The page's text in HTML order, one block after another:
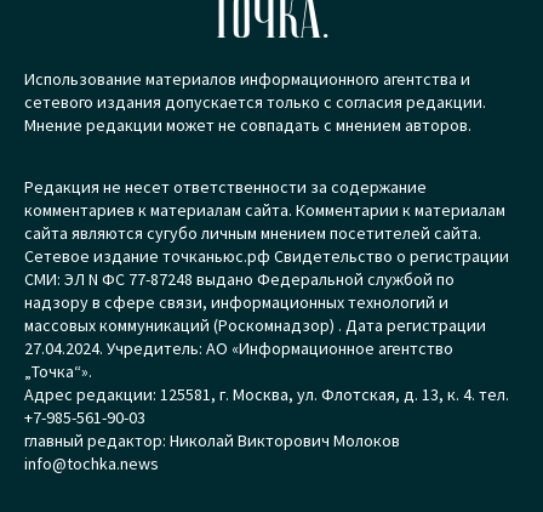
ТОЧКА.
Использование материалов информационного агентства и
сетевого издания допускается только с согласия редакции.
Мнение редакции может не совпадать с мнением авторов.
Редакция не несет ответственности за содержание
комментариев к материалам сайта. Комментарии к материалам
сайта являются сугубо личным мнением посетителей сайта.
Сетевое издание точканьюс.рф Свидетельство о регистрации
СМИ: ЭЛ N ФС 77-87248 выдано Федеральной службой по
надзору в сфере связи, информационных технологий и
массовых коммуникаций (Роскомнадзор) . Дата регистрации
27.04.2024. Учредитель: АО «Информационное агентство
„Точка“».
Адрес редакции: 125581, г. Москва, ул. Флотская, д. 13, к. 4. тел.
+7-985-561-90-03
главный редактор: Николай Викторович Молоков
info@tochka.news